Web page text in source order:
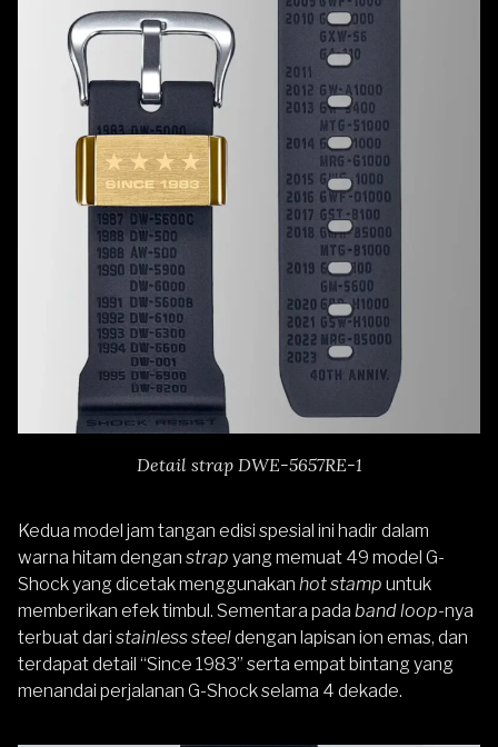
Detail strap DWE-5657RE-1
Kedua model jam tangan edisi spesial ini hadir dalam
warna hitam dengan strap yang memuat 49 model G-
Shock yang dicetak menggunakan hot stamp untuk
memberikan efek timbul. Sementara pada band loop-nya
terbuat dari stainless steeldengan lapisan ion emas, dan
terdapat detail “Since 1983” serta empat bintang yang
menandai perjalanan G-Shock selama 4 dekade.